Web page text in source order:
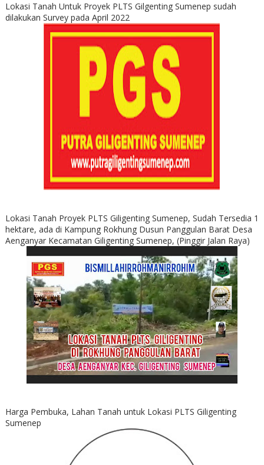
Lokasi Tanah Untuk Proyek PLTS Gilgenting Sumenep sudah
dilakukan Survey pada April 2022
Lokasi Tanah Proyek PLTS Giligenting Sumenep, Sudah Tersedia 1
hektare, ada di Kampung Rokhung Dusun Panggulan Barat Desa
Aenganyar Kecamatan Giligenting Sumenep, (Pinggir Jalan Raya)
Harga Pembuka, Lahan Tanah untuk Lokasi PLTS Giligenting
Sumenep